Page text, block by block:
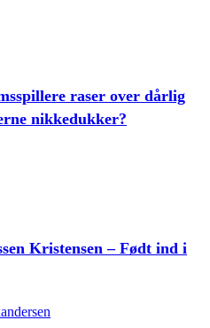
raser over dårlig
nikkedukker?
Kristensen – Født ind i